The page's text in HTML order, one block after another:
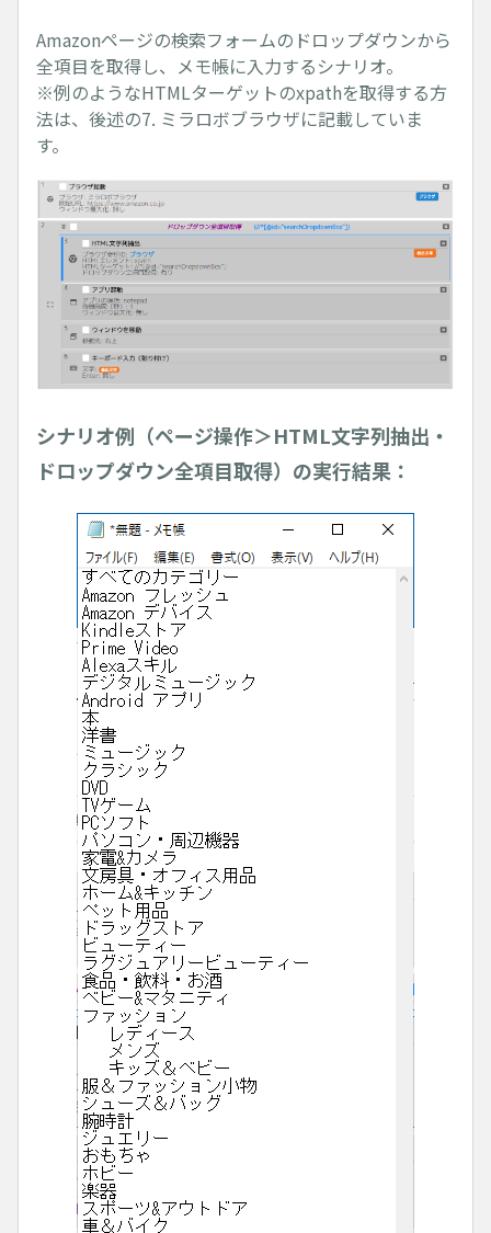
Amazonページの検索フォームのドロップダウンから
全項目を取得し、メモ帳に入力するシナリオ。
※例のようなHTMLターゲットのxpathを取得する方
法は、後述の7. ミラロボブラウザに記載していま
す。
シナリオ例（ページ操作＞HTML文字列抽出・
ドロップダウン全項目取得）の実行結果：